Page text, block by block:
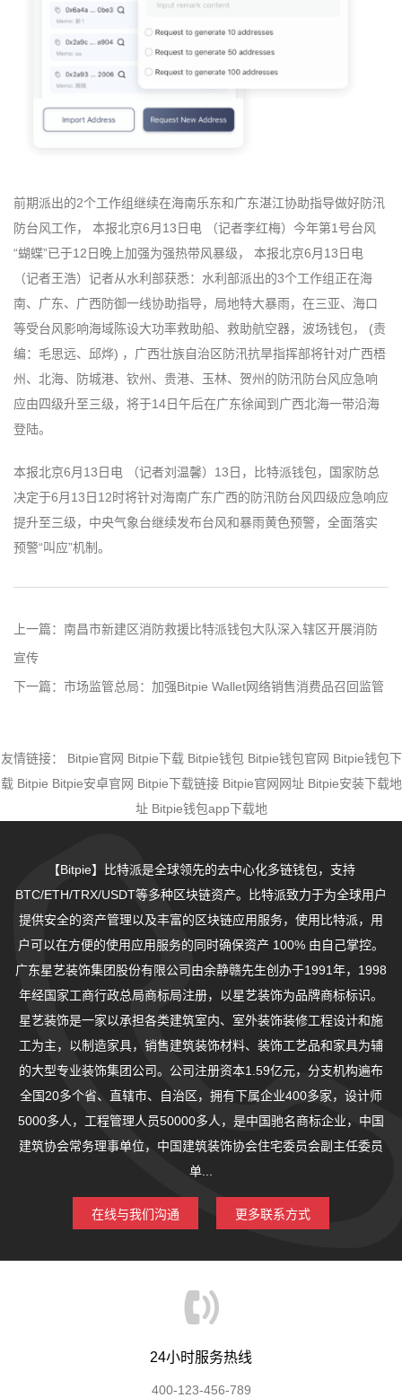
前期派出的2个工作组继续在海南乐东和广东湛江协助指导做好防汛
防台风工作， 本报北京6月13日电 （记者李红梅）今年第1号台风
“蝴蝶”已于12日晚上加强为强热带风暴级， 本报北京6月13日电
（记者王浩）记者从水利部获悉：水利部派出的3个工作组正在海
南、广东、广西防御一线协助指导，局地特大暴雨，在三亚、海口
等受台风影响海域陈设大功率救助船、救助航空器，波场钱包， (责
编：毛思远、邱烨) ，广西壮族自治区防汛抗旱指挥部将针对广西梧
州、北海、防城港、钦州、贵港、玉林、贺州的防汛防台风应急响
应由四级升至三级，将于14日午后在广东徐闻到广西北海一带沿海
登陆。
本报北京6月13日电 （记者刘温馨）13日，比特派钱包，国家防总
决定于6月13日12时将针对海南广东广西的防汛防台风四级应急响应
提升至三级，中央气象台继续发布台风和暴雨黄色预警，全面落实
预警“叫应”机制。
上一篇： 南昌市新建区消防救援比特派钱包大队深入辖区开展消防
宣传
下一篇： 市场监管总局：加强Bitpie Wallet网络销售消费品召回监管
友情链接： Bitpie官网 Bitpie下载 Bitpie钱包 Bitpie钱包官网 Bitpie钱包下
载 Bitpie Bitpie安卓官网 Bitpie下载链接 Bitpie官网网址 Bitpie安装下载地
址 Bitpie钱包app下载地
【Bitpie】比特派是全球领先的去中心化多链钱包，支持
BTC/ETH/TRX/USDT等多种区块链资产。比特派致力于为全球用户
提供安全的资产管理以及丰富的区块链应用服务，使用比特派，用
户可以在方便的使用应用服务的同时确保资产 100% 由自己掌控。
广东星艺装饰集团股份有限公司由余静赣先生创办于1991年，1998
年经国家工商行政总局商标局注册，以星艺装饰为品牌商标标识。
星艺装饰是一家以承担各类建筑室内、室外装饰装修工程设计和施
工为主，以制造家具，销售建筑装饰材料、装饰工艺品和家具为辅
的大型专业装饰集团公司。公司注册资本1.59亿元，分支机构遍布
全国20多个省、直辖市、自治区，拥有下属企业400多家，设计师
5000多人，工程管理人员50000多人，是中国驰名商标企业，中国
建筑协会常务理事单位，中国建筑装饰协会住宅委员会副主任委员
单...
在线与我们沟通 更多联系方式
24小时服务热线
400-123-456-789